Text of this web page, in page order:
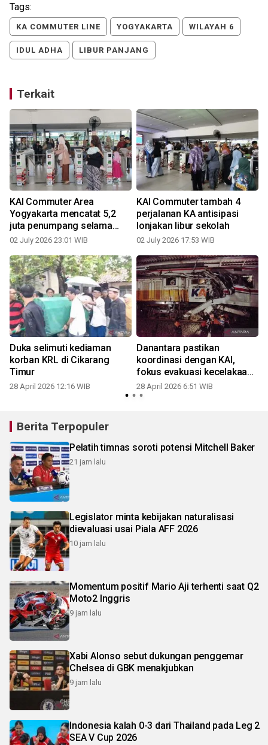
Tags:
KA COMMUTER LINE YOGYAKARTA WILAYAH 6
IDUL ADHA LIBUR PANJANG
Terkait
KAI Commuter Area
Yogyakarta mencatat 5,2
juta penumpang selama
semester I 2026
02 July 2026 23:01 WIB
KAI Commuter tambah 4
perjalanan KA antisipasi
lonjakan libur sekolah
02 July 2026 17:53 WIB
Duka selimuti kediaman
korban KRL di Cikarang
Timur
28 April 2026 12:16 WIB
Danantara pastikan
koordinasi dengan KAI,
fokus evakuasi kecelakaan
KA
28 April 2026 6:51 WIB
Berita Terpopuler
Pelatih timnas soroti potensi Mitchell Baker
21 jam lalu
Legislator minta kebijakan naturalisasi
dievaluasi usai Piala AFF 2026
10 jam lalu
Momentum positif Mario Aji terhenti saat Q2
Moto2 Inggris
9 jam lalu
Xabi Alonso sebut dukungan penggemar
Chelsea di GBK menakjubkan
9 jam lalu
Indonesia kalah 0-3 dari Thailand pada Leg 2
SEA V Cup 2026